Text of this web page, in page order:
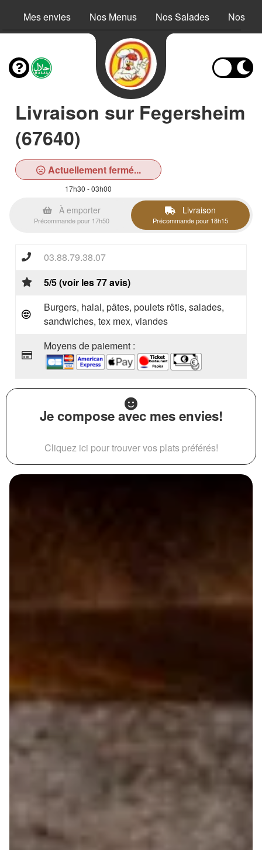
Mes envies Nos Menus Nos Salades Nos
Livraison sur Fegersheim
(67640)
Actuellement fermé...
17h30 - 03h00
À emporter
Précommande pour 17h50
Livraison
Précommande pour 18h15
03.88.79.38.07
5/5 (voir les 77 avis)
Burgers, halal, pâtes, poulets rôtis, salades,
sandwiches, tex mex, viandes
Moyens de paiement :
Je compose avec mes envies!
Cliquez ici pour trouver vos plats préférés!